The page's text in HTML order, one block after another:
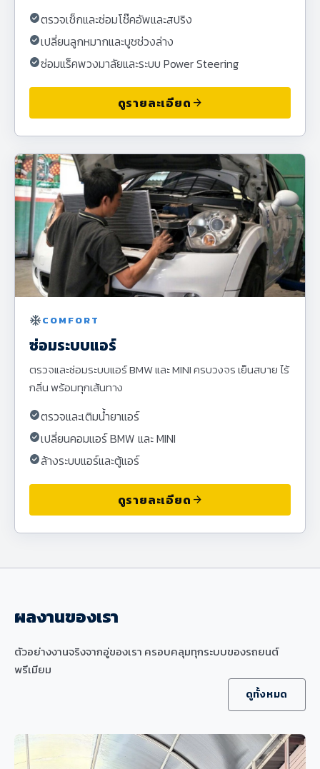
check_circleตรวจเช็กและซ่อมโช๊คอัพและสปริง
check_circleเปลี่ยนลูกหมากและบูชช่วงล่าง
check_circleซ่อมแร็คพวงมาลัยและระบบ Power Steering
ดูรายละเอียด arrow_forward
ac_unitCOMFORT
ซ่อมระบบแอร์
ตรวจและซ่อมระบบแอร์ BMW และ MINI ครบวงจร เย็นสบาย ไร้
กลิ่น พร้อมทุกเส้นทาง
check_circleตรวจและเติมน้ำยาแอร์
check_circleเปลี่ยนคอมแอร์ BMW และ MINI
check_circleล้างระบบแอร์และตู้แอร์
ดูรายละเอียด arrow_forward
ผลงานของเรา
ตัวอย่างงานจริงจากอู่ของเรา ครอบคลุมทุกระบบของรถยนต์
พรีเมียม
ดูทั้งหมด